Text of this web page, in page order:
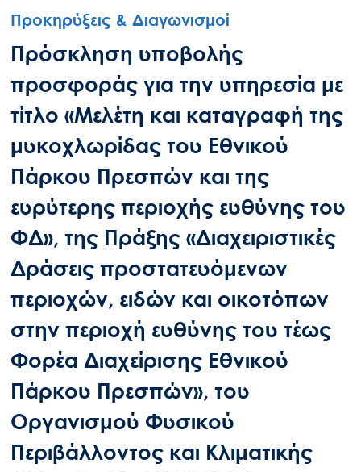
Προκηρύξεις & Διαγωνισμοί
Πρόσκληση υποβολής
προσφοράς για την υπηρεσία με
τίτλο «Μελέτη και καταγραφή της
μυκοχλωρίδας του Εθνικού
Πάρκου Πρεσπών και της
ευρύτερης περιοχής ευθύνης του
ΦΔ», της Πράξης «Διαχειριστικές
Δράσεις προστατευόμενων
περιοχών, ειδών και οικοτόπων
στην περιοχή ευθύνης του τέως
Φορέα Διαχείρισης Εθνικού
Πάρκου Πρεσπών», του
Οργανισμού Φυσικού
Περιβάλλοντος και Κλιματικής